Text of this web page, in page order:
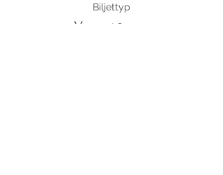
Biljettyp
Yoga 10 ggr